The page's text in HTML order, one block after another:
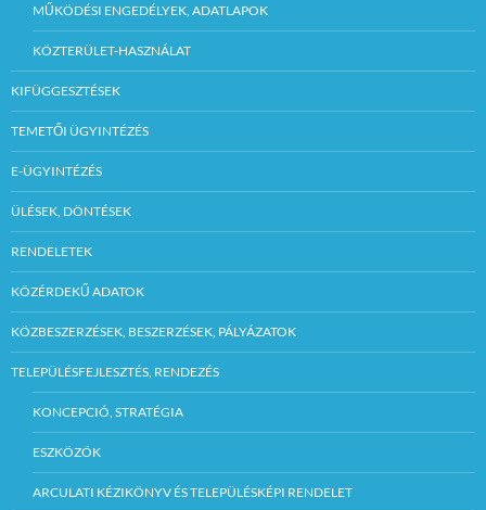
MŰKÖDÉSI ENGEDÉLYEK, ADATLAPOK
KÖZTERÜLET-HASZNÁLAT
KIFÜGGESZTÉSEK
TEMETŐI ÜGYINTÉZÉS
E-ÜGYINTÉZÉS
ÜLÉSEK, DÖNTÉSEK
RENDELETEK
KÖZÉRDEKŰ ADATOK
KÖZBESZERZÉSEK, BESZERZÉSEK, PÁLYÁZATOK
TELEPÜLÉSFEJLESZTÉS, RENDEZÉS
KONCEPCIÓ, STRATÉGIA
ESZKÖZÖK
ARCULATI KÉZIKÖNYV ÉS TELEPÜLÉSKÉPI RENDELET